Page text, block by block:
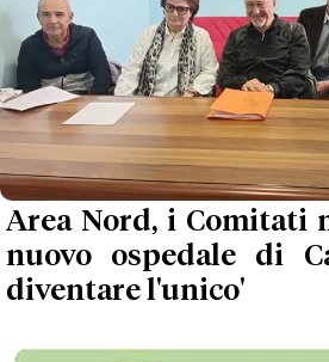
Area Nord, i Comitati
nuovo ospedale di
diventare l'unico'